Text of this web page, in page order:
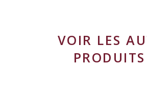
VOIR LES
PRODUITS